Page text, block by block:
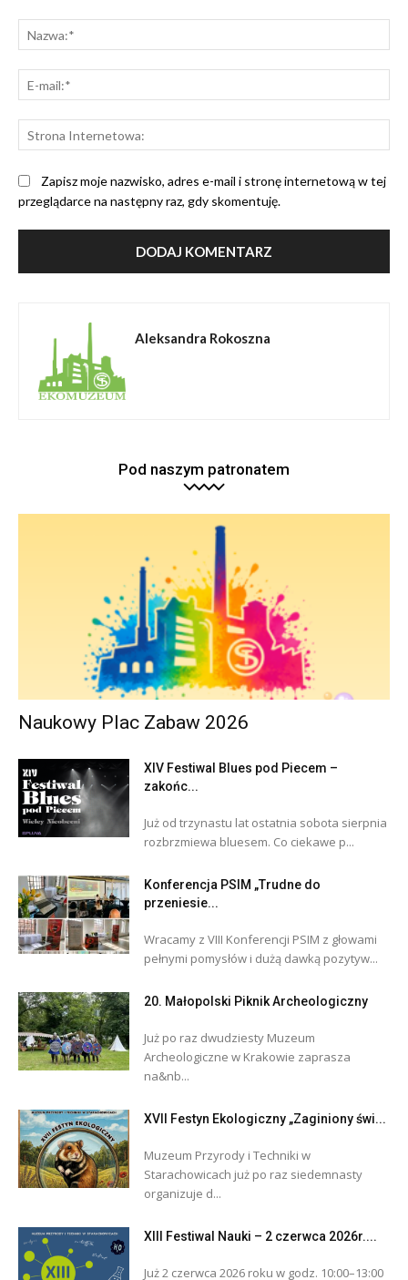
Zapisz moje nazwisko, adres e-mail i stronę internetową w tej
przeglądarce na następny raz, gdy skomentuję.
Aleksandra Rokoszna
Pod naszym patronatem
Naukowy Plac Zabaw 2026
XIV Festiwal Blues pod Piecem –
zakońc...
Już od trzynastu lat ostatnia sobota sierpnia
rozbrzmiewa bluesem. Co ciekawe p...
Konferencja PSIM „Trudne do
przeniesie...
Wracamy z VIII Konferencji PSIM z głowami
pełnymi pomysłów i dużą dawką pozytyw...
20. Małopolski Piknik Archeologiczny
Już po raz dwudziesty Muzeum
Archeologiczne w Krakowie zaprasza
na&nb...
XVII Festyn Ekologiczny „Zaginiony świ...
Muzeum Przyrody i Techniki w
Starachowicach już po raz siedemnasty
organizuje d...
XIII Festiwal Nauki – 2 czerwca 2026r....
Już 2 czerwca 2026 roku w godz. 10:00–13:00